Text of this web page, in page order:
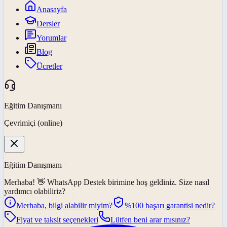
Anasayfa
Dersler
Yorumlar
Blog
Ücretler
Eğitim Danışmanı
Çevrimiçi (online)
Eğitim Danışmanı
Merhaba! 👋 WhatsApp Destek birimine hoş geldiniz. Size nasıl
yardımcı olabiliriz?
Merhaba, bilgi alabilir miyim?
%100 başarı garantisi nedir?
Fiyat ve taksit seçenekleri
Lütfen beni arar mısınız?